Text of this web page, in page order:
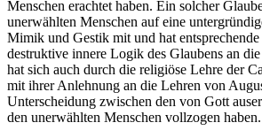
Menschen erachtet haben. Ein solcher
unerwählten Menschen auf eine
Mimik und Gestik mit und hat
destruktive innere Logik des Glaubens an
hat sich auch durch die religiöse Lehre der
mit ihrer Anlehnung an die Lehren von
Unterscheidung zwischen den von Gott
den unerwählten Menschen vollzogen haben.